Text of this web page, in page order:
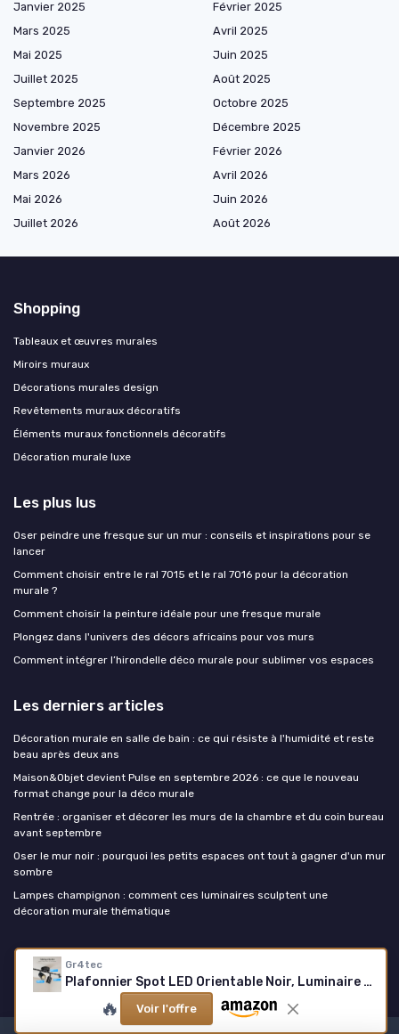
Gr4tec
Plafonnier Spot LED Orientable Noir, Luminaire Plafonnier 6 Spots, Moderne Rampe Spot Plafond, GU10 Barre de Spots pour Cuisine Salon Chambre Couloir Salle à Manger, Sans Ampoule Noir 6 Spots
🔥 Voir l'offre
Janvier 2025
Février 2025
Mars 2025
Avril 2025
Mai 2025
Juin 2025
Juillet 2025
Août 2025
Septembre 2025
Octobre 2025
Novembre 2025
Décembre 2025
Janvier 2026
Février 2026
Mars 2026
Avril 2026
Mai 2026
Juin 2026
Juillet 2026
Août 2026
Shopping
Tableaux et œuvres murales
Miroirs muraux
Décorations murales design
Revêtements muraux décoratifs
Éléments muraux fonctionnels décoratifs
Décoration murale luxe
Les plus lus
Oser peindre une fresque sur un mur : conseils et inspirations pour se
lancer
Comment choisir entre le ral 7015 et le ral 7016 pour la décoration
murale ?
Comment choisir la peinture idéale pour une fresque murale
Plongez dans l'univers des décors africains pour vos murs
Comment intégrer l’hirondelle déco murale pour sublimer vos espaces
Les derniers articles
Décoration murale en salle de bain : ce qui résiste à l'humidité et reste
beau après deux ans
Maison&Objet devient Pulse en septembre 2026 : ce que le nouveau
format change pour la déco murale
Rentrée : organiser et décorer les murs de la chambre et du coin bureau
avant septembre
Oser le mur noir : pourquoi les petits espaces ont tout à gagner d'un mur
sombre
Lampes champignon : comment ces luminaires sculptent une
décoration murale thématique
La decoration murale